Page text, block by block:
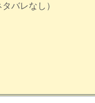
バレなし）